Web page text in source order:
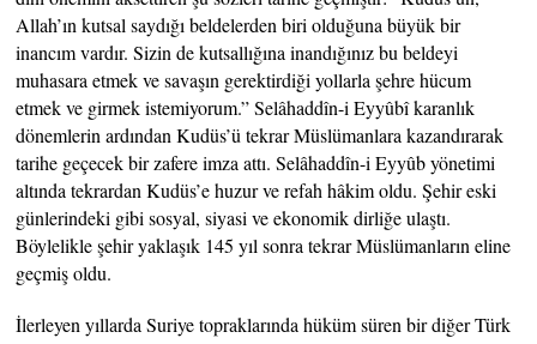
Allah’ın kutsal saydığı beldelerden biri olduğuna büyük bir
inancım vardır. Sizin de kutsallığına inandığınız bu beldeyi
muhasara etmek ve savaşın gerektirdiği yollarla şehre hücum
etmek ve girmek istemiyorum.” Selâhaddîn-i Eyyûbî karanlık
dönemlerin ardından Kudüs’ü tekrar Müslümanlara kazandırarak
tarihe geçecek bir zafere imza attı. Selâhaddîn-i Eyyûb yönetimi
altında tekrardan Kudüs’e huzur ve refah hâkim oldu. Şehir eski
günlerindeki gibi sosyal, siyasi ve ekonomik dirliğe ulaştı.
Böylelikle şehir yaklaşık 145 yıl sonra tekrar Müslümanların eline
geçmiş oldu.
İlerleyen yıllarda Suriye topraklarında hüküm süren bir diğer Türk